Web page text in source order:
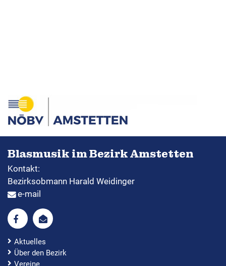
Bewerbe und Ergebnisse
Formulare & Downloads
Jugendcorner
Newsletter
Blasmusik im Bezirk Amstetten
Kontakt:
Bezirksobmann Harald Weidinger
e-mail
Aktuelles
Über den Bezirk
Vereine